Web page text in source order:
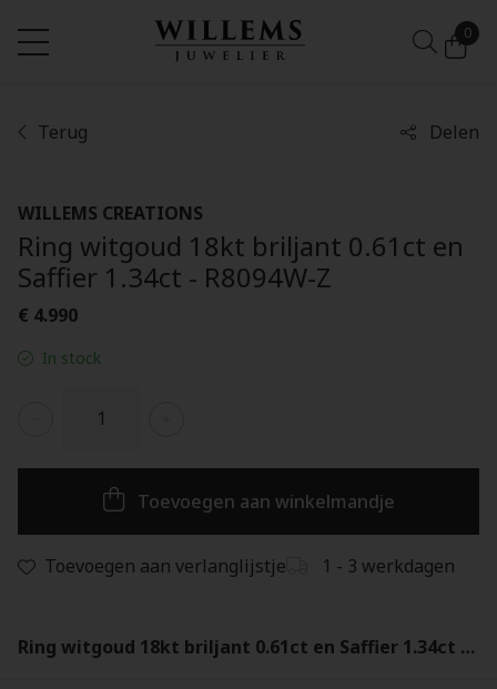
0
Terug Delen
WILLEMS CREATIONS
Ring witgoud 18kt briljant 0.61ct en
Saffier 1.34ct - R8094W-Z
€ 4.990
In stock
Toevoegen aan winkelmandje
Toevoegen aan verlanglijstje 1 - 3 werkdagen
Ring witgoud 18kt briljant 0.61ct en Saffier 1.34ct - R8094W-Z